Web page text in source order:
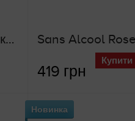
Sans Alcool Blanc (біле безалкогольне вино)
419 грн
Купити
Новинка